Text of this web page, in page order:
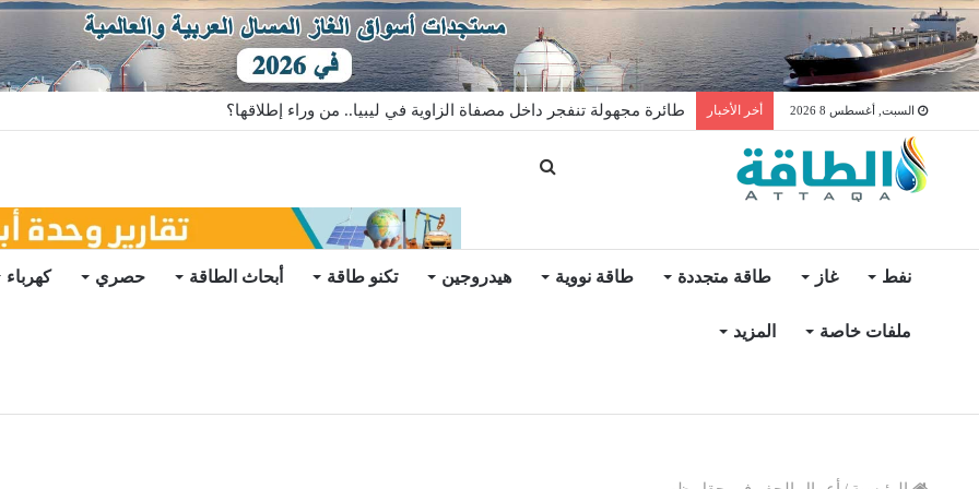
السبت, أغسطس 8 2026 أخر الأخبار طائرة مجهولة تنفجر داخل مصفاة الزاوية في ليبيا.. من وراء إطلاقها؟
نفط غاز طاقة متجددة طاقة نووية هيدروجين تكنو طاقة أبحاث الطاقة حصري كهرباء
ملفات خاصة المزيد